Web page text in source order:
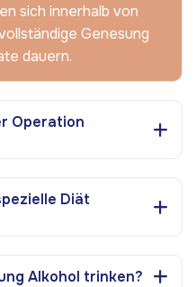
sich innerhalb von
Genesung
dauern.
Operation
Diät
Alkohol trinken?